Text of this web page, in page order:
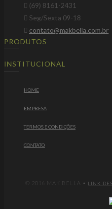
(69) 8161-2431
Seg/Sexta 09-18
contato@makbella.com.br
PRODUTOS
INSTITUCIONAL
HOME
EMPRESA
TERMOS E CONDIÇÕES
CONTATO
© 2016 MAK BELLA • LINK